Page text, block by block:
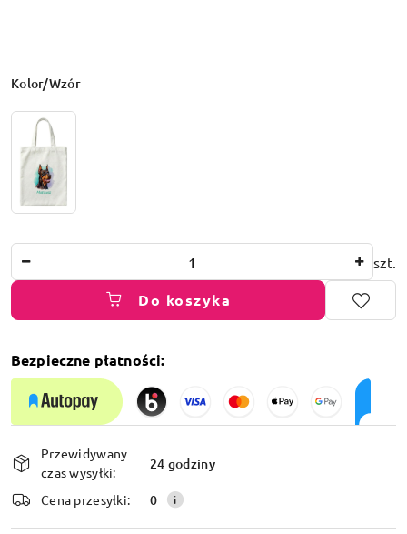
Wariant
Kolor/Wzór
szt.
Do koszyka
Bezpieczne płatności:
i
dostawa
Przewidywany
czas wysyłki:
24 godziny
Cena przesyłki: 0